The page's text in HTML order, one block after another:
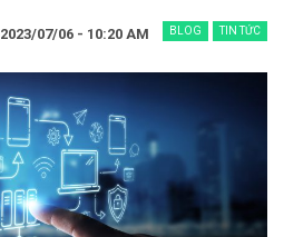
BLOG TIN TỨC
2023/07/06 - 10:20 AM